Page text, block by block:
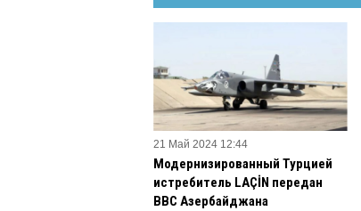
21 Май 2024 12:44
Модернизированный Турцией
истребитель LAÇİN передан
ВВС Азербайджана